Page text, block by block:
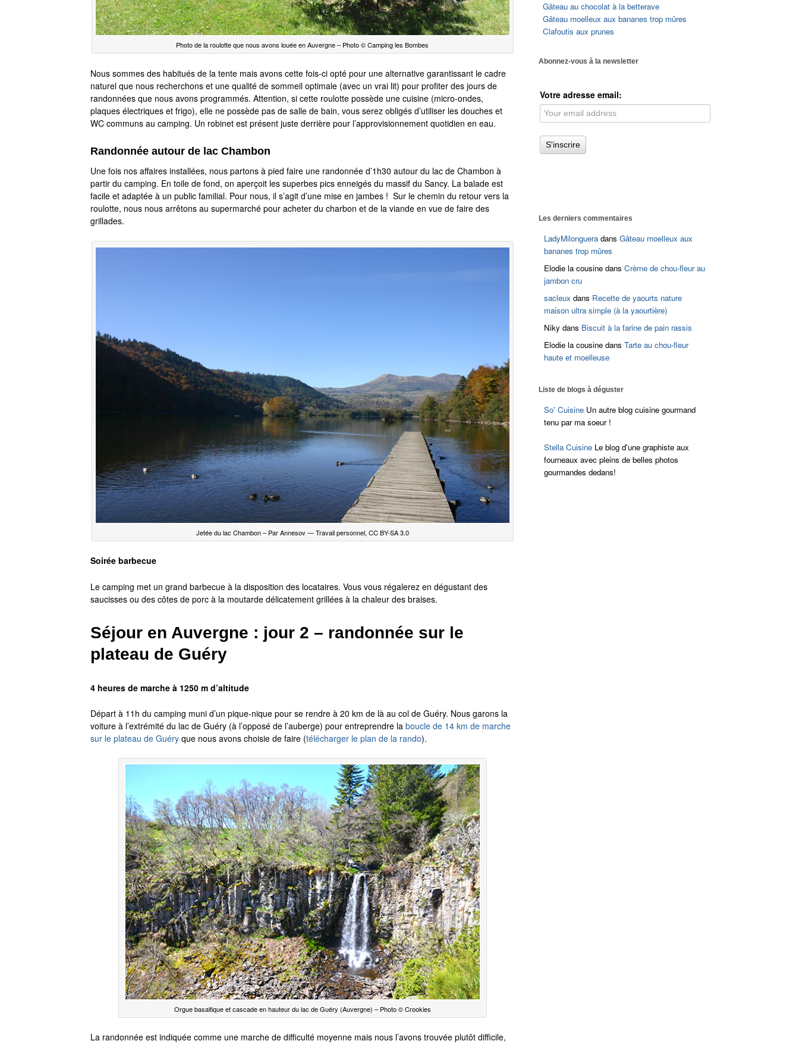
Photo de la roulotte que nous avons louée en Auvergne – Photo © Camping les Bombes
Nous sommes des habitués de la tente mais avons cette fois-ci opté pour une alternative garantissant le cadre
naturel que nous recherchons et une qualité de sommeil optimale (avec un vrai lit) pour profiter des jours de
randonnées que nous avons programmés. Attention, si cette roulotte possède une cuisine (micro-ondes,
plaques électriques et frigo), elle ne possède pas de salle de bain, vous serez obligés d’utiliser les douches et
WC communs au camping. Un robinet est présent juste derrière pour l’approvisionnement quotidien en eau.
Randonnée autour de lac Chambon
Une fois nos affaires installées, nous partons à pied faire une randonnée d’1h30 autour du lac de Chambon à
partir du camping. En toile de fond, on aperçoit les superbes pics enneigés du massif du Sancy. La balade est
facile et adaptée à un public familial. Pour nous, il s’agit d’une mise en jambes ! Sur le chemin du retour vers la
roulotte, nous nous arrêtons au supermarché pour acheter du charbon et de la viande en vue de faire des
grillades.
Jetée du lac Chambon – Par Annesov — Travail personnel, CC BY-SA 3.0
Soirée barbecue
Le camping met un grand barbecue à la disposition des locataires. Vous vous régalerez en dégustant des
saucisses ou des côtes de porc à la moutarde délicatement grillées à la chaleur des braises.
Séjour en Auvergne : jour 2 – randonnée sur le
plateau de Guéry
4 heures de marche à 1250 m d’altitude
Départ à 11h du camping muni d’un pique-nique pour se rendre à 20 km de là au col de Guéry. Nous garons la
voiture à l’extrémité du lac de Guéry (à l’opposé de l’auberge) pour entreprendre la boucle de 14 km de marche
sur le plateau de Guéry que nous avons choisie de faire (télécharger le plan de la rando).
Orgue basaltique et cascade en hauteur du lac de Guéry (Auvergne) – Photo © Crookies
La randonnée est indiquée comme une marche de difficulté moyenne mais nous l’avons trouvée plutôt difficile,
Gâteau au chocolat à la betterave
Gâteau moelleux aux bananes trop mûres
Clafoutis aux prunes
Abonnez-vous à la newsletter
Votre adresse email:
Les derniers commentaires
LadyMilonguera dansGâteau moelleux aux
bananes trop mûres
Elodie la cousine dansCrème de chou-fleur au
jambon cru
sacleux dans Recette de yaourts nature
maison ultra simple (à la yaourtière)
Niky dans Biscuit à la farine de pain rassis
Elodie la cousine dansTarte au chou-fleur
haute et moelleuse
Liste de blogs à déguster
So' Cuisine Un autre blog cuisine gourmand
tenu par ma soeur !
Stella Cuisine Le blog d'une graphiste aux
fourneaux avec pleins de belles photos
gourmandes dedans!